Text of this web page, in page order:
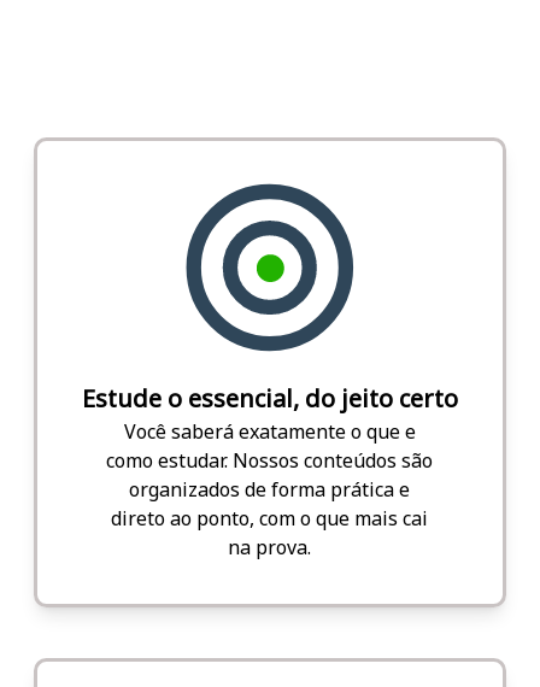
Estude o essencial, do jeito certo
Você saberá exatamente o que e
como estudar. Nossos conteúdos são
organizados de forma prática e
direto ao ponto, com o que mais cai
na prova.